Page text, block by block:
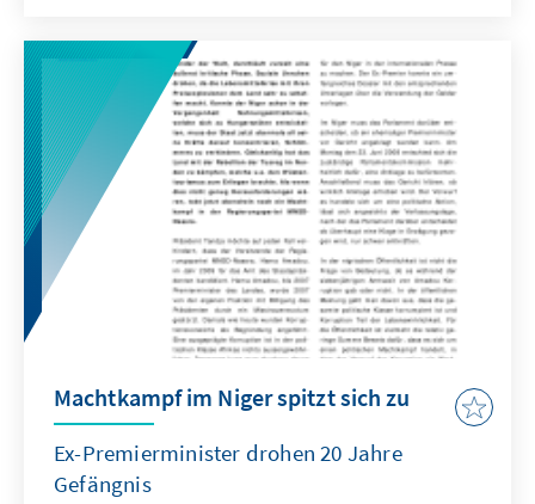
Les APE : enjeux et conséquences pour les
pays de la sous région", "Les APE : quelles
exigences pour les partis politiques ? "
Machtkampf im Niger spitzt sich zu
Ex-Premierminister drohen 20 Jahre
Gefängnis